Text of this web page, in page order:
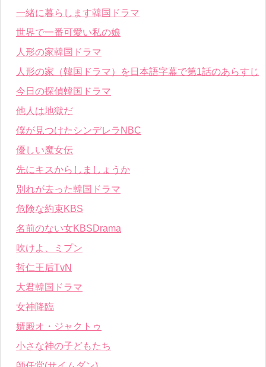
一緒に暮らします韓国ドラマ
世界で一番可愛い私の娘
人形の家韓国ドラマ
人形の家（韓国ドラマ）を日本語字幕で第1話のあらすじ
今日の探偵韓国ドラマ
他人は地獄だ
僕が見つけたシンデレラNBC
優しい魔女伝
先にキスからしましょうか
別れが去った韓国ドラマ
危険な約束KBS
名前のない女KBSDrama
吹けよ、ミプン
哲仁王后TvN
大君韓国ドラマ
女神降臨
婿殿オ・ジャクトゥ
小さな神の子どもたち